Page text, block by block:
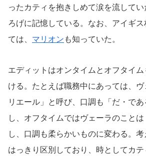
ったカティを抱きしめて涙を流して
ろげに記憶している。なお、アイギ
ては、 マリオン も知っていた。
エディットはオンタイムとオフタイ
ける。たとえば職務中にあっては、
リエール」と呼び、口調も「だ・で
し、オフタイムではヴェーラのこと
し、口調も柔らかいものに変わる。
はっきり区別しており、時としてカ